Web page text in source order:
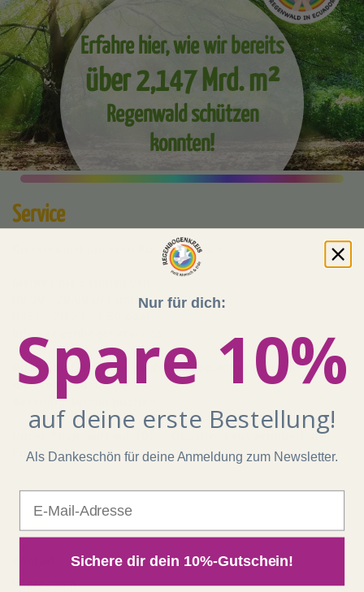
Erfahre hier, wie wir bereits
über 2,147 Mrd. m²
Regenwald schützen
konnten!
Service
Du erreichst unseren Kundenservice
08:00 - 20:00 Uhr unter
info@regenbogenkreis.de
Buche hier deine kostenfreie Produktberatung mit
unserem Team:
Beratungstermin buchen
Unser Shop läuft auf 100 % Ökostrom aus erneuerbaren
Energien!
Shop
Impressum
Nur für dich:
Spare 10%
auf deine erste Bestellung!
Als Dankeschön für deine Anmeldung zum Newsletter.
Sichere dir dein 10%-Gutschein!